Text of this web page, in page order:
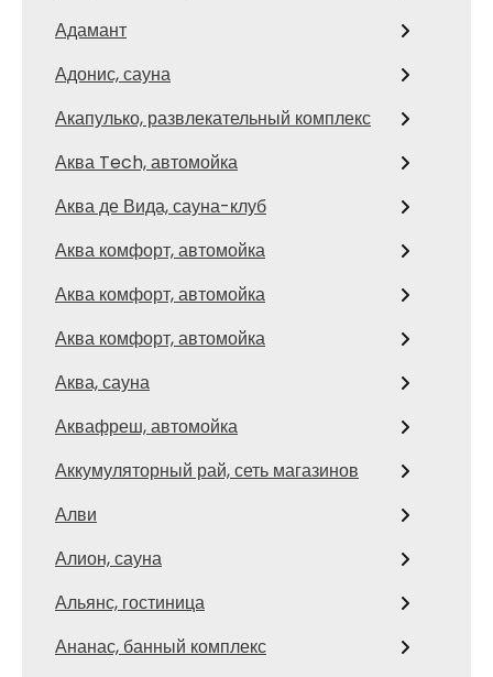
Адамант
Адонис, сауна
Акапулько, развлекательный комплекс
Аква Tech, автомойка
Аква де Вида, сауна-клуб
Аква комфорт, автомойка
Аква комфорт, автомойка
Аква комфорт, автомойка
Аква, сауна
Аквафреш, автомойка
Аккумуляторный рай, сеть магазинов
Алви
Алион, сауна
Альянс, гостиница
Ананас, банный комплекс